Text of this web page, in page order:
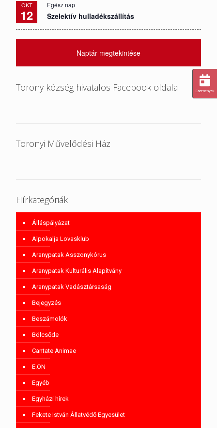
OKT
12
Egész nap
Szelektív hulladékszállítás
Naptár megtekintése
Torony község hivatalos Facebook oldala
Toronyi Művelődési Ház
Hírkategóriák
Álláspályázat
Alpokalja Lovasklub
Aranypatak Asszonykórus
Aranypatak Kulturális Alapítvány
Aranypatak Vadásztársaság
Bejegyzés
Beszámolók
Bölcsőde
Cantate Animae
E.ON
Egyéb
Egyházi hírek
Fekete István Állatvédő Egyesület
Események